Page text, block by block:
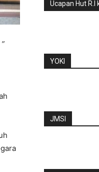
Ucapan Hut R.I
YOKI
JMSI